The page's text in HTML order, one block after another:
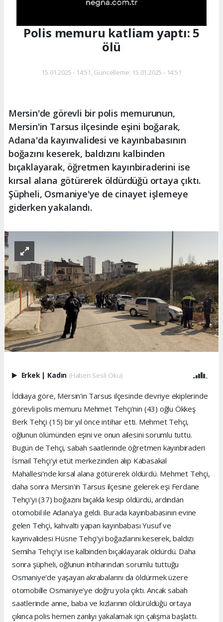
Polis memuru katliam yaptı: 5
ölü
15.01.2025 - 14:51, Güncelleme: 15.01.2025 - 14:51
Mersin'de görevli bir polis memurunun,
Mersin'in Tarsus ilçesinde eşini boğarak,
Adana'da kayınvalidesi ve kayınbabasının
boğazını keserek, baldızını kalbinden
bıçaklayarak, öğretmen kayınbiraderini ise
kırsal alana götürerek öldürdüğü ortaya çıktı.
Şüpheli, Osmaniye'ye de cinayet işlemeye
giderken yakalandı.
Erkek | Kadın (Haberi Sesli Oku)
İddiaya göre, Mersin'in Tarsus ilçesinde devriye ekiplerinde
görevli polis memuru Mehmet Tehçi'nin (43) oğlu Ökkeş
Berk Tehçi (15) bir yıl önce intihar etti. Mehmet Tehçi,
oğlunun ölümünden eşini ve onun ailesini sorumlu tuttu.
Bugün de Tehçi, sabah saatlerinde öğretmen kayınbiraderi
İsmail Tehçi'yi etüt merkezinden alıp Kabasakal
Mahallesi'nde kırsal alana götürerek öldürdü. Mehmet Tehçi,
daha sonra Mersin'in Tarsus ilçesine gelerek eşi Ferdane
Tehçi'yi (37) boğazını bıçakla kesip öldürdü, ardından
otomobil ile Adana'ya geldi. Burada kayınbabasının evine
gelen Tehçi, kahvaltı yapan kayınbabası Yusuf ve
kayınvalidesi Hüsne Tehçi'yi boğazlarını keserek, baldızı
Semiha Tehçi'yi ise kalbinden bıçaklayarak öldürdü. Daha
sonra şüpheli, oğlunun intiharından sorumlu tuttuğu
Osmaniye'de yaşayan akrabalarını da öldürmek üzere
otomobille Osmaniye'ye doğru yola çıktı. Ancak sabah
saatlerinde anne, baba ve kızlarının öldürüldüğü ortaya
çıkınca polis hemen zanlıyı yakalamak için çalışma başlattı.